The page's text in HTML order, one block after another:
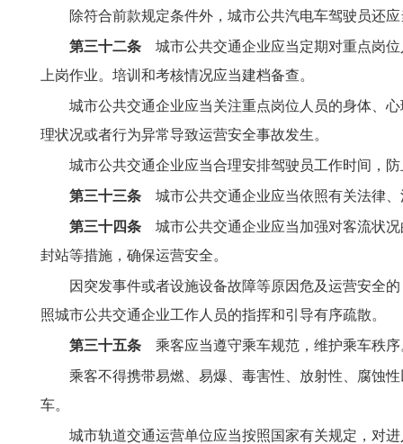
除符合前款规定条件外，城市公共汽电车驾驶员还
第三十二条 城市公共交通企业应当定期对重点岗
上岗作业。培训和考核情况应当建档备查。
城市公共交通企业应当关注重点岗位人员的身体、
理状况或者行为异常导致运营安全事故发生。
城市公共交通企业应当合理安排驾驶员工作时间，
第三十三条 城市公共交通企业应当依照有关法律
第三十四条 城市公共交通企业应当加强对客流状
封站等措施，确保运营安全。
因突发事件或者设施设备故障等原因危及运营安全
照城市公共交通企业工作人员的指挥和引导有序疏散。
第三十五条 乘客应当遵守乘车规范，维护乘车秩序
乘客不得携带易燃、易爆、毒害性、放射性、腐蚀
车。
城市轨道交通运营单位应当按照国家有关规定，对